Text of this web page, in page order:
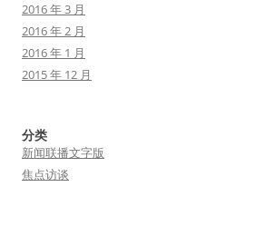
2016 年 3 月
2016 年 2 月
2016 年 1 月
2015 年 12 月
分类
新闻联播文字版
焦点访谈